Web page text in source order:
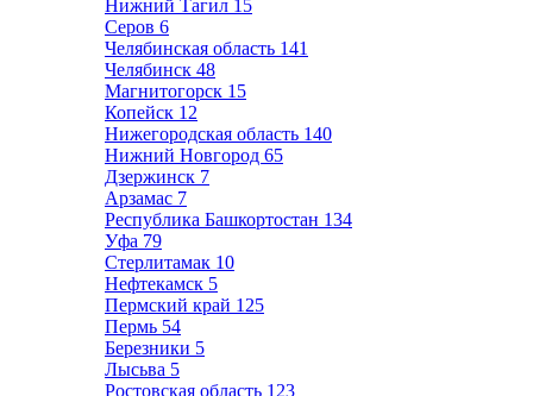
Нижний Тагил 15
Серов 6
Челябинская область 141
Челябинск 48
Магнитогорск 15
Копейск 12
Нижегородская область 140
Нижний Новгород 65
Дзержинск 7
Арзамас 7
Республика Башкортостан 134
Уфа 79
Стерлитамак 10
Нефтекамск 5
Пермский край 125
Пермь 54
Березники 5
Лысьва 5
Ростовская область 123